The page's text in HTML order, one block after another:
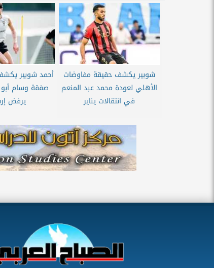
شوبير يكشف حقيقة مفاوضات
الأهلي لعودة محمد عبد المنعم
في انتقالات يناير
أحمد شوبير
صفقة وسام
يرفض